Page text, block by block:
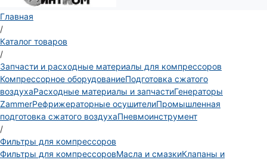
Главная
/
Каталог товаров
/
Запчасти и расходные материалы для компрессоров
Компрессорное оборудованиеПодготовка сжатого
воздухаРасходные материалы и запчастиГенераторы
ZammerРефрижераторные осушителиПромышленная
подготовка сжатого воздухаПневмоинструмент
/
Фильтры для компрессоров
Фильтры для компрессоровМасла и смазкиКлапаны и